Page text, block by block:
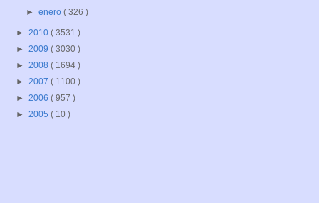
►enero( 326 )
► 2010 ( 3531 )
► 2009 ( 3030 )
► 2008 ( 1694 )
► 2007 ( 1100 )
► 2006 ( 957 )
► 2005 ( 10 )